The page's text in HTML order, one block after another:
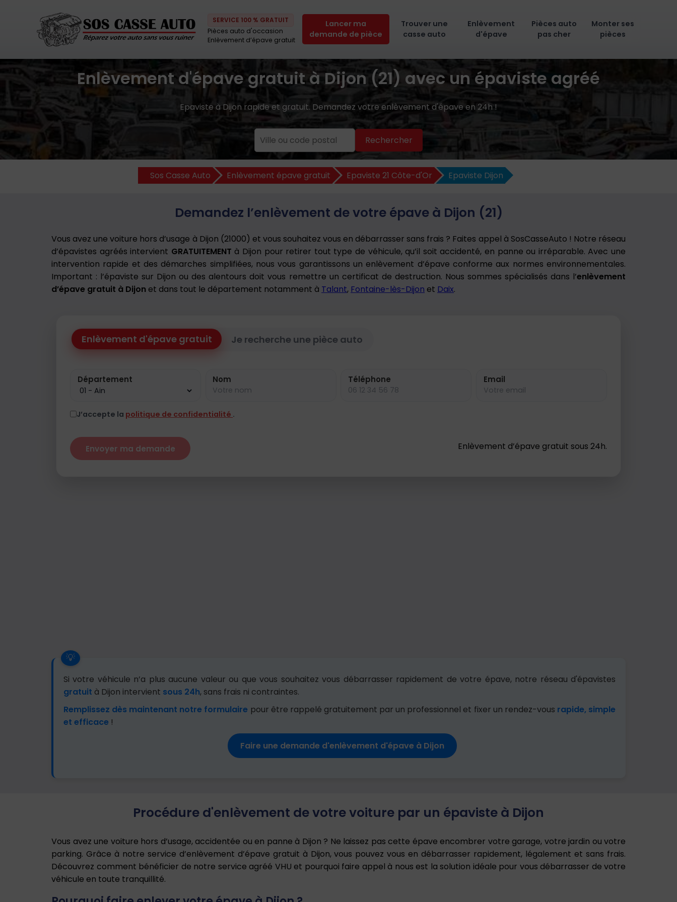
SERVICE 100 % GRATUIT
Pièces auto d'occasion
Enlèvement d’épave gratuit
Lancer ma
demande de pièce
Trouver une
casse auto
Enlèvement
d'épave
Pièces auto
pas cher
Monter ses
pièces
Enlèvement d'épave gratuit à Dijon (21) avec un épaviste agréé
Epaviste à Dijon rapide et gratuit. Demandez votre enlèvement d'épave en 24h !
Rechercher
Sos Casse Auto Enlèvement épave gratuit Epaviste 21 Côte-d'Or Epaviste Dijon
Demandez l’enlèvement de votre épave à Dijon (21)
Vous avez une voiture hors d’usage à Dijon (21000) et vous souhaitez vous en débarrasser sans frais ? Faites appel à SosCasseAuto ! Notre réseau
d’épavistes agréés intervient GRATUITEMENT à Dijon pour retirer tout type de véhicule, qu’il soit accidenté, en panne ou irréparable. Avec une
intervention rapide et des démarches simplifiées, nous vous garantissons un enlèvement d’épave conforme aux normes environnementales.
Important : l’épaviste sur Dijon ou des alentours doit vous remettre un certificat de destruction. Nous sommes spécialisés dans l’enlèvement
d’épave gratuit à Dijon et dans tout le département notamment à Talant, Fontaine-lès-Dijon et Daix.
Enlèvement d'épave gratuit Je recherche une pièce auto
Département Nom Téléphone Email
J’accepte la politique de confidentialité .
Envoyer ma demande Enlèvement d’épave gratuit sous 24h.
Si votre véhicule n’a plus aucune valeur ou que vous souhaitez vous débarrasser rapidement de votre épave, notre réseau d'épavistes
gratuit à Dijon intervient sous 24h, sans frais ni contraintes.
Remplissez dès maintenant notre formulaire pour être rappelé gratuitement par un professionnel et fixer un rendez-vous rapide, simple
et efficace !
Faire une demande d'enlèvement d'épave à Dijon
Procédure d'enlèvement de votre voiture par un épaviste à Dijon
Vous avez une voiture hors d’usage, accidentée ou en panne à Dijon ? Ne laissez pas cette épave encombrer votre garage, votre jardin ou votre
parking. Grâce à notre service d’enlèvement d’épave gratuit à Dijon, vous pouvez vous en débarrasser rapidement, légalement et sans frais.
Découvrez comment bénéficier de notre service agréé VHU et pourquoi faire appel à nous est la solution idéale pour vous débarrasser de votre
véhicule en toute tranquillité.